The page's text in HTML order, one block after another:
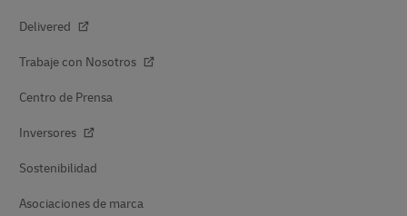
Delivered
Trabaje con Nosotros
Centro de Prensa
Inversores
Sostenibilidad
Asociaciones de marca